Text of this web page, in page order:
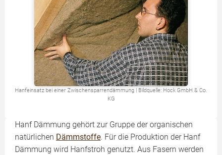
Hanfeinsatz bei einer Zwischensparrendämmung | Bildquelle: Hock GmbH & Co.
KG
Hanf Dämmung gehört zur Gruppe der organischen
natürlichen Dämmstoffe. Für die Produktion der Hanf
Dämmung wird Hanfstroh genutzt. Aus Fasern werden